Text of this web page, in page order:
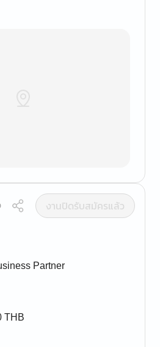
งานปิดรับสมัครแล้ว
Partner
THB